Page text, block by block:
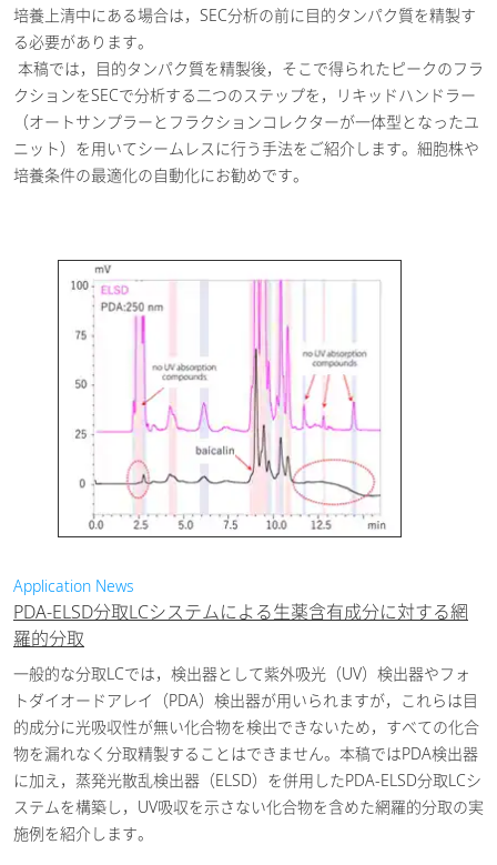
培養上清中にある場合は，SEC分析の前に目的タンパク質を精製す
る必要があります。
本稿では，目的タンパク質を精製後，そこで得られたピークのフラ
クションをSECで分析する二つのステップを，リキッドハンドラー
（オートサンプラーとフラクションコレクターが一体型となったユ
ニット）を用いてシームレスに行う手法をご紹介します。細胞株や
培養条件の最適化の自動化にお勧めです。
Application News
PDA-ELSD分取LCシステムによる生薬含有成分に対する網
羅的分取
一般的な分取LCでは，検出器として紫外吸光（UV）検出器やフォ
トダイオードアレイ（PDA）検出器が用いられますが，これらは目
的成分に光吸収性が無い化合物を検出できないため，すべての化合
物を漏れなく分取精製することはできません。本稿ではPDA検出器
に加え，蒸発光散乱検出器（ELSD）を併用したPDA-ELSD分取LCシ
ステムを構築し，UV吸収を示さない化合物を含めた網羅的分取の実
施例を紹介します。